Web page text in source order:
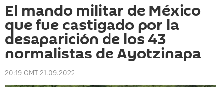
El mando militar de México
que fue castigado por la
desaparición de los 43
normalistas de Ayotzinapa
20:19 GMT 21.09.2022